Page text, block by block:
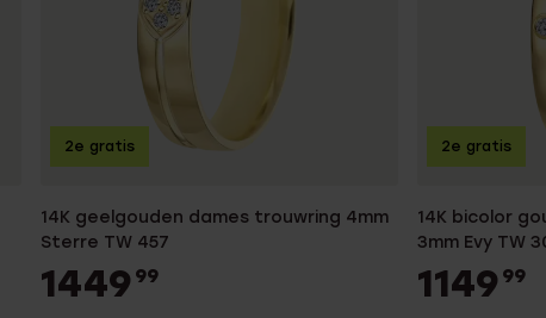
14K geelgouden dames trouwring 4mm
Sterre TW 457
1449 99
2e gratis
14K bicolor
3mm Evy TW
1149 99
2e gratis